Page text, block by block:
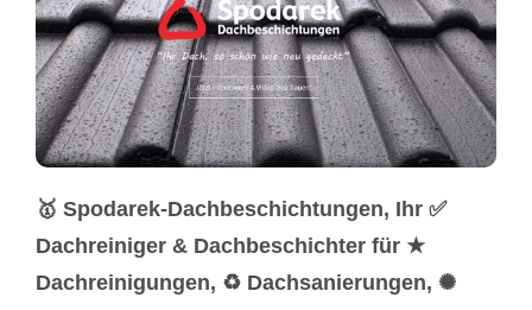
🥇 Spodarek-Dachbeschichtungen, Ihr ✅
Dachreiniger & Dachbeschichter für ★
Dachreinigungen, ♻ Dachsanierungen, ✺